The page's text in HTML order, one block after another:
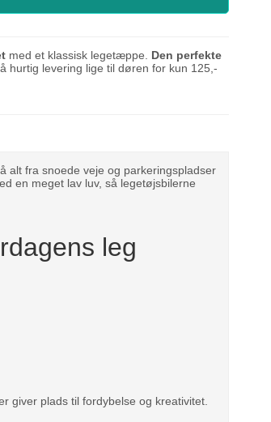
med et klassisk legetæppe. Den perfekte
hurtig levering lige til døren for kun 125,-
alt fra snoede veje og parkeringspladser
en meget lav luv, så legetøjsbilerne
leg
giver plads til fordybelse og kreativitet.